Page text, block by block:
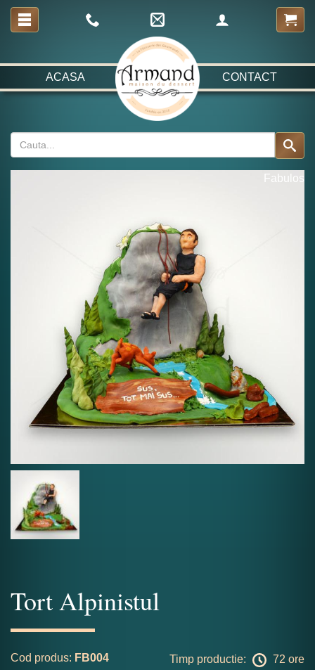
ACASA CONTACT
Fabulos
Tort Alpinistul
Cod produs: FB004 Timp productie: 72 ore